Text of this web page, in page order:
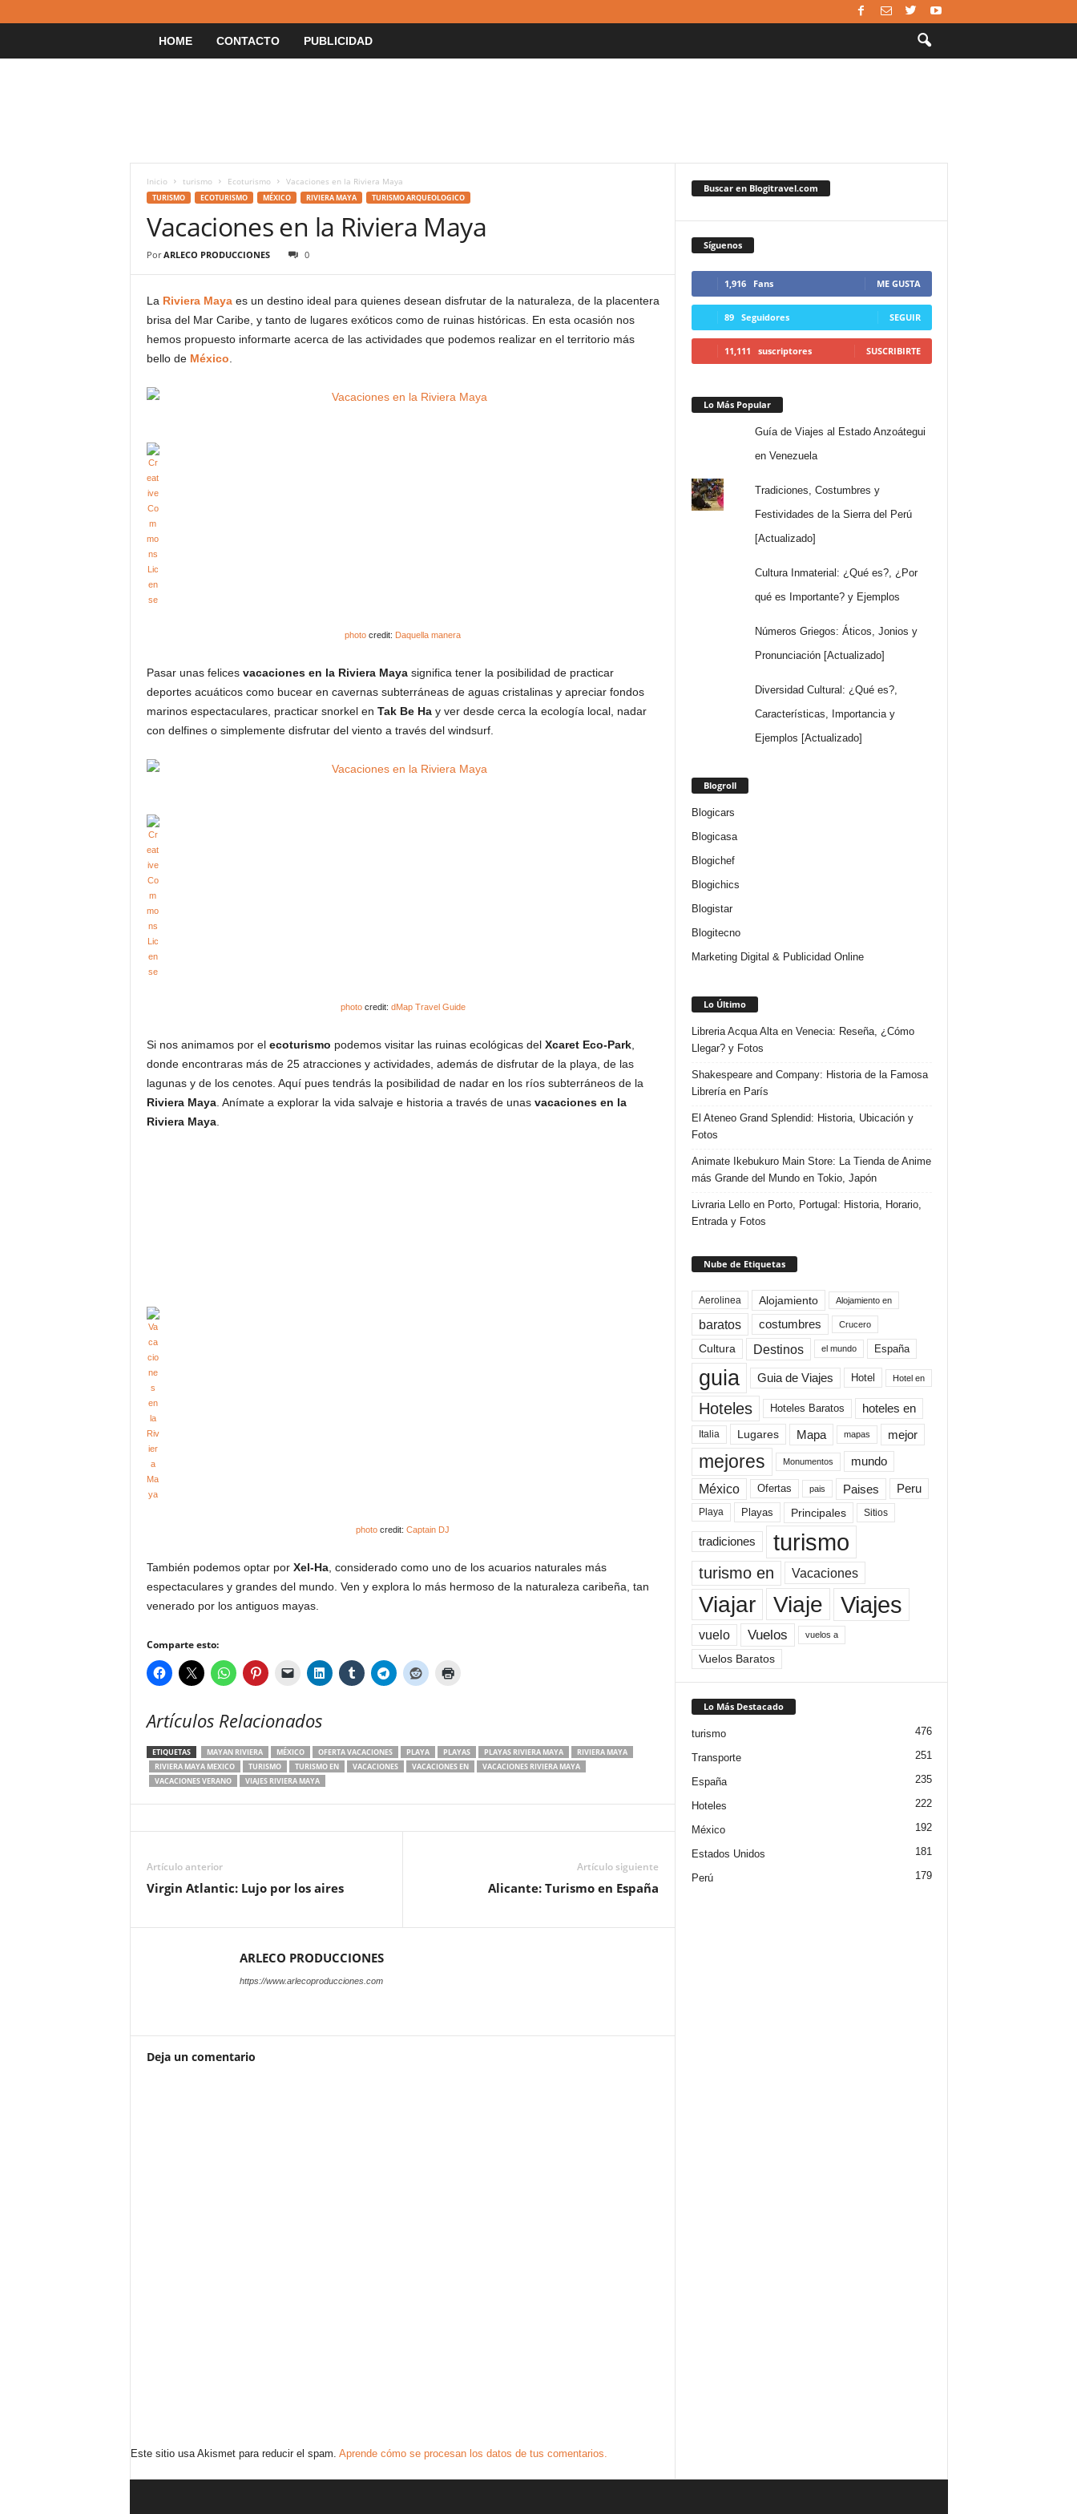
HOME CONTACTO PUBLICIDAD
Inicio turismo Ecoturismo Vacaciones en la Riviera Maya
TURISMO ECOTURISMO MÉXICO RIVIERA MAYA TURISMO ARQUEOLOGICO
Vacaciones en la Riviera Maya
Por ARLECO PRODUCCIONES 0
La Riviera Mayaes un destino ideal para quienes desean disfrutar de la naturaleza, de la placentera
brisa del Mar Caribe, y tanto de lugares exóticos como de ruinas históricas. En esta ocasión nos
hemos propuesto informarte acerca de las actividades que podemos realizar en el territorio más
bello de México
photo credit: Daquella manera
Pasar unas felices vacaciones en la Riviera Mayasignifica tener la posibilidad de practicar
deportes acuáticos como bucear en cavernas subterráneas de aguas cristalinas y apreciar fondos
marinos espectaculares, practicar snorkel en Tak Be Hay ver desde cerca la ecología local, nadar
con delfines o simplemente disfrutar del viento a través del windsurf.
photocredit: dMap Travel Guide
Si nos animamos por el ecoturismo podemos visitar las ruinas ecológicas del Xcaret Eco-Park,
donde encontraras más de 25 atracciones y actividades, además de disfrutar de la playa, de las
lagunas y de los cenotes. Aquí pues tendrás la posibilidad de nadar en los ríos subterráneos de la
Riviera Maya. Anímate a explorar la vida salvaje e historia a través de unas vacaciones en la
Riviera Maya.
photo credit: Captain DJ
También podemos optar por Xel-Ha, considerado como uno de los acuarios naturales más
espectaculares y grandes del mundo. Ven y explora lo más hermoso de la naturaleza caribeña, tan
venerado por los antiguos mayas.
Comparte esto:
Artículos Relacionados
ETIQUETAS MAYAN RIVIERA MÉXICO OFERTA VACACIONES PLAYA PLAYAS PLAYAS RIVIERA MAYA
RIVIERA MAYA
RIVIERA MAYA MEXICO
TURISMO TURISMO EN VACACIONES VACACIONES EN
VACACIONES RIVIERA MAYA
VACACIONES VERANO
VIAJES RIVIERA MAYA
Artículo anterior
Virgin Atlantic: Lujo por los aires
Artículo siguiente
Alicante: Turismo en España
ARLECO PRODUCCIONES
https://www.arlecoproducciones.com
Deja un comentario
Este sitio usa Akismet para reducir el spam. Aprende cómo se procesan los datos de tus comentarios.
Buscar en Blogitravel.com
Síguenos
1,916 Fans ME GUSTA
89 Seguidores SEGUIR
11,111 suscriptores SUSCRIBIRTE
Lo Más Popular
Guía de Viajes al Estado Anzoátegui
en Venezuela
Tradiciones, Costumbres y
Festividades de la Sierra del Perú
[Actualizado]
Cultura Inmaterial: ¿Qué es?, ¿Por
qué es Importante? y Ejemplos
Números Griegos: Áticos, Jonios y
Pronunciación [Actualizado]
Diversidad Cultural: ¿Qué es?,
Características, Importancia y
Ejemplos [Actualizado]
Blogroll
Blogicars
Blogicasa
Blogichef
Blogichics
Blogistar
Blogitecno
Marketing Digital & Publicidad Online
Lo Último
Libreria Acqua Alta en Venecia: Reseña, ¿Cómo
Llegar? y Fotos
Shakespeare and Company: Historia de la Famosa
Librería en París
El Ateneo Grand Splendid: Historia, Ubicación y
Fotos
Animate Ikebukuro Main Store: La Tienda de Anime
más Grande del Mundo en Tokio, Japón
Livraria Lello en Porto, Portugal: Historia, Horario,
Entrada y Fotos
Nube de Etiquetas
Aerolinea Alojamiento Alojamiento en
baratos costumbres Crucero
Cultura Destinos el mundo España
guia Guia de Viajes Hotel Hotel en
Hoteles Hoteles Baratos hoteles en
Italia Lugares Mapa mapas mejor
mejores Monumentos mundo
México Ofertas pais Paises Peru
Playa Playas Principales Sitios
tradiciones turismo
turismo en Vacaciones
Viajar Viaje Viajes
vuelo Vuelos vuelos a
Vuelos Baratos
Lo Más Destacado
turismo 476
Transporte 251
España 235
Hoteles 222
México 192
Estados Unidos 181
Perú 179